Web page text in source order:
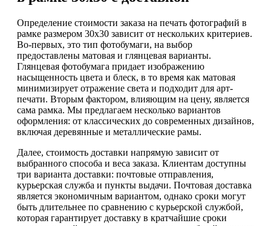
Определение стоимости заказа на печать фотографий в
рамке размером 30х30 зависит от нескольких критериев.
Во-первых, это тип фотобумаги, на выбор
предоставлены матовая и глянцевая варианты.
Глянцевая фотобумага придает изображению
насыщенность цвета и блеск, в то время как матовая
минимизирует отражение света и подходит для арт-
печати. Вторым фактором, влияющим на цену, является
сама рамка. Мы предлагаем несколько вариантов
оформления: от классических до современных дизайнов,
включая деревянные и металлические рамы.
Далее, стоимость доставки напрямую зависит от
выбранного способа и веса заказа. Клиентам доступны
три варианта доставки: почтовые отправления,
курьерская служба и пункты выдачи. Почтовая доставка
является экономичным вариантом, однако сроки могут
быть длительнее по сравнению с курьерской службой,
которая гарантирует доставку в кратчайшие сроки